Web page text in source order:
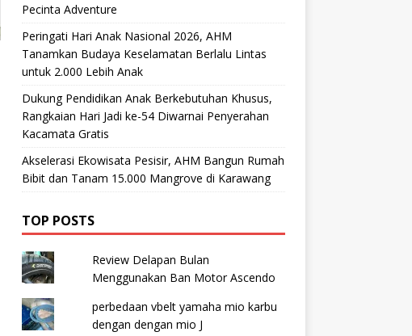
Pecinta Adventure
Peringati Hari Anak Nasional 2026, AHM
Tanamkan Budaya Keselamatan Berlalu Lintas
untuk 2.000 Lebih Anak
Dukung Pendidikan Anak Berkebutuhan Khusus,
Rangkaian Hari Jadi ke-54 Diwarnai Penyerahan
Kacamata Gratis
Akselerasi Ekowisata Pesisir, AHM Bangun Rumah
Bibit dan Tanam 15.000 Mangrove di Karawang
TOP POSTS
Review Delapan Bulan
Menggunakan Ban Motor Ascendo
perbedaan vbelt yamaha mio karbu
dengan dengan mio J